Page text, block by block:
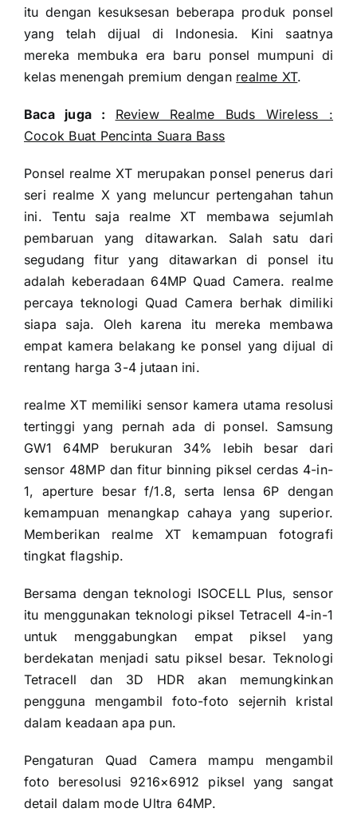
itu dengan kesuksesan beberapa produk ponsel
yang telah dijual di Indonesia. Kini saatnya
mereka membuka era baru ponsel mumpuni di
kelas menengah premium dengan realme XT.
Baca juga : Review Realme Buds Wireless :
Cocok Buat Pencinta Suara Bass
Ponsel realme XT merupakan ponsel penerus dari
seri realme X yang meluncur pertengahan tahun
ini. Tentu saja realme XT membawa sejumlah
pembaruan yang ditawarkan. Salah satu dari
segudang fitur yang ditawarkan di ponsel itu
adalah keberadaan 64MP Quad Camera. realme
percaya teknologi Quad Camera berhak dimiliki
siapa saja. Oleh karena itu mereka membawa
empat kamera belakang ke ponsel yang dijual di
rentang harga 3-4 jutaan ini.
realme XT memiliki sensor kamera utama resolusi
tertinggi yang pernah ada di ponsel. Samsung
GW1 64MP berukuran 34% lebih besar dari
sensor 48MP dan fitur binning piksel cerdas 4-in-
1, aperture besar f/1.8, serta lensa 6P dengan
kemampuan menangkap cahaya yang superior.
Memberikan realme XT kemampuan fotografi
tingkat flagship.
Bersama dengan teknologi ISOCELL Plus, sensor
itu menggunakan teknologi piksel Tetracell 4-in-1
untuk menggabungkan empat piksel yang
berdekatan menjadi satu piksel besar. Teknologi
Tetracell dan 3D HDR akan memungkinkan
pengguna mengambil foto-foto sejernih kristal
dalam keadaan apa pun.
Pengaturan Quad Camera mampu mengambil
foto beresolusi 9216×6912 piksel yang sangat
detail dalam mode Ultra 64MP.